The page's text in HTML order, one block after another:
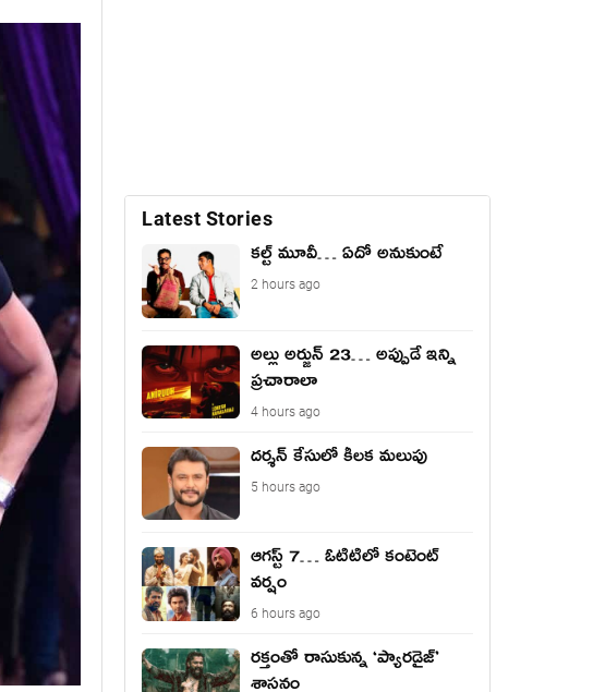
Latest Stories
కల్ట్ మూవీ… ఏదో అనుకుంటే
2 hours ago
అల్లు అర్జున్ 23… అప్పుడే ఇన్ని
ప్రచారాలా
4 hours ago
దర్శన్ కేసులో కీలక మలుపు
5 hours ago
ఆగస్ట్ 7… ఓటిటిలో కంటెంట్
వర్షం
6 hours ago
రక్తంతో రాసుకున్న ‘ప్యారడైజ్’